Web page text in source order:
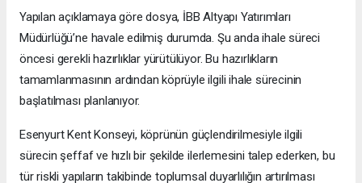
Yapılan açıklamaya göre dosya, İBB Altyapı Yatırımları
Müdürlüğü’ne havale edilmiş durumda. Şu anda ihale süreci
öncesi gerekli hazırlıklar yürütülüyor. Bu hazırlıkların
tamamlanmasının ardından köprüyle ilgili ihale sürecinin
başlatılması planlanıyor.
Esenyurt Kent Konseyi, köprünün güçlendirilmesiyle ilgili
sürecin şeffaf ve hızlı bir şekilde ilerlemesini talep ederken, bu
tür riskli yapıların takibinde toplumsal duyarlılığın artırılması